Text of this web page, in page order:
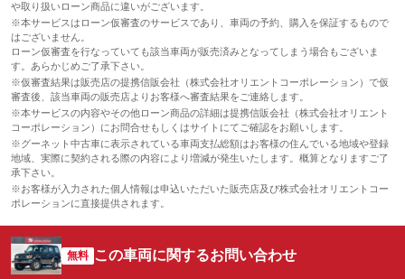
や取り扱いローン商品に違いがございます。
※本サービスはローン仮審査のサービスであり、車両の予約、購入を保証するもので
はございません。
ローン仮審査を行なっていても該当車両が販売済みとなってしまう場合もございま
す。あらかじめご了承下さい。
※仮審査結果は販売店の提携信販会社（株式会社オリエントコーポレーション）で仮
審査後、該当車両の販売店よりお客様へ審査結果をご連絡します。
※本サービスの内容やその他ローン商品の詳細は提携信販会社（株式会社オリエント
コーポレーション）にお問合せもしくはサイトにてご確認をお願いします。
※グーネット中古車に表示されている車両支払総額はお客様の住んでいる地域や登録
地域、実際に契約される際の内容により増減が発生いたします。概算となりますご了
承下さい。
※お客様が入力された個人情報は申込いただいた販売店及び株式会社オリエントコー
ポレーションに直接提供されます。
無料 この車両に関するお問い合わせ